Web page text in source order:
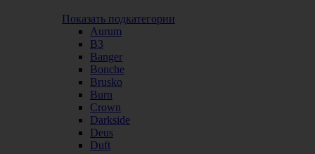
Показать подкатегории
Aurum
B3
Banger
Bonche
Brusko
Burn
Crown
Darkside
Deus
Duft